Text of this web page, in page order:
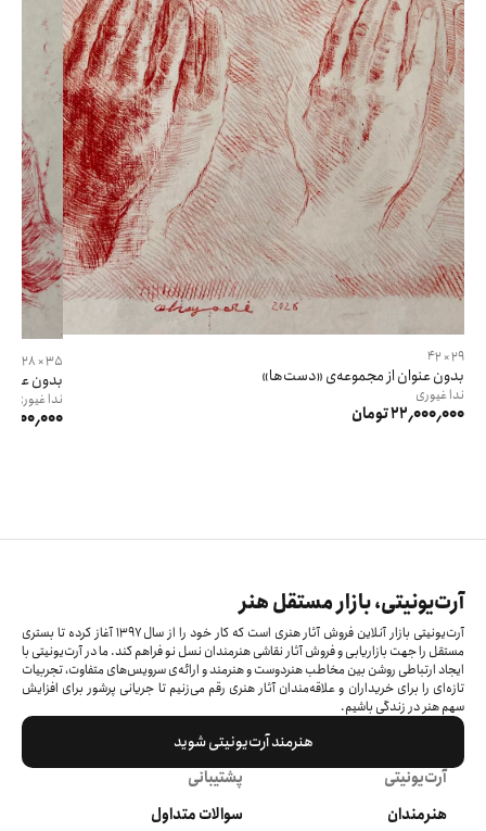
29 × 42
بدون عنوان از مجموعه‌ی «دست‌ها»
نداغیوری
22٬000٬000 تومان
35 × 28
بدون
نداغیوری
22٬000٬000
آرت‌یونیتی، بازار مستقل هنر
آرت‌یونیتی بازار آنلاین فروش آثار هنری است که کار خود را از سال ۱۳۹۷ آغاز کرده‌ تا بستری
مستقل را جهت بازاریابی و فروش آثار نقاشی هنرمندان نسل نو فراهم کند. ما در آرت‌یونیتی با
ایجاد ارتباطی روشن بین مخاطب هنردوست و هنرمند و ارائه‌ی سرویس‌های متفاوت، تجربیات
تازه‌ای را برای خریداران و علاقه‌مندان آثار هنری رقم می‌زنیم تا جریانی پرشور برای افزایش
سهم هنر در زندگی باشیم.
هنرمند آرت‌یونیتی شوید
آرت‌یونیتی
هنرمندان
پشتیبانی
سوالات متداول